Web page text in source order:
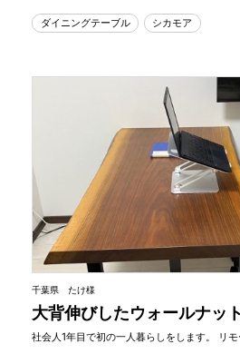
ダイニングテーブル シカモア
千葉県 たけ様
大背伸びしたウォールナッ
社会人1年目で初の一人暮らしをします。 リ